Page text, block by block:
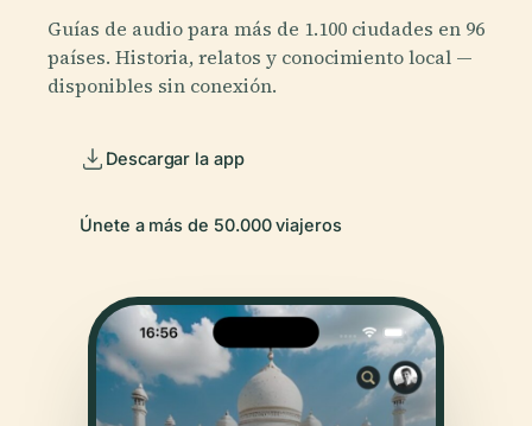
Guías de audio para más de 1.100 ciudades en 96
países. Historia, relatos y conocimiento local —
disponibles sin conexión.
Descargar la app
Únete a más de 50.000 viajeros